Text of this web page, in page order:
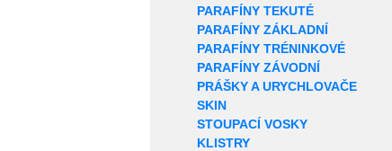
PARAFÍNY TEKUTÉ
PARAFÍNY ZÁKLADNÍ
PARAFÍNY TRÉNINKOVÉ
PARAFÍNY ZÁVODNÍ
PRÁŠKY A URYCHLOVAČE
SKIN
STOUPACÍ VOSKY
KLISTRY